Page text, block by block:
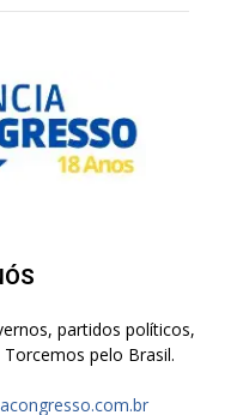
partidos políticos,
pelo Brasil.